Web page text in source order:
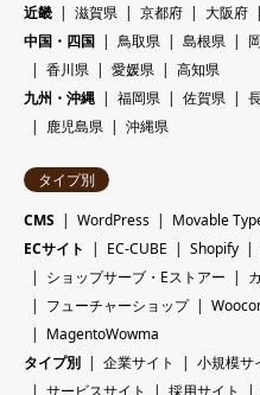
近畿
滋賀県 京都府 大阪府
中国・四国
鳥取県 島根県
香川県
愛媛県
高知県
九州・沖縄
福岡県 佐賀県
鹿児島県
沖縄県
タイプ別
CMS
WordPress Movable
ECサイト
EC-CUBE Shopify
ショップサーブ・Eストアー
フューチャーショップ
MagentoWowma
タイプ別
企業サイト 小規模サ
サービスサイト
採用サイト